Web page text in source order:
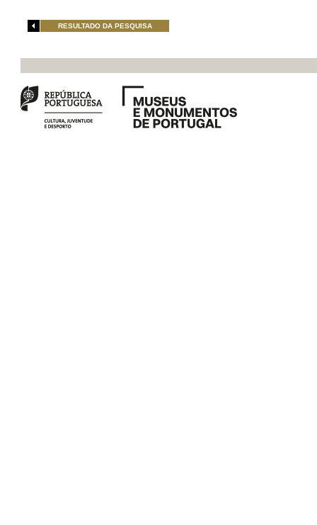
RESULTADO DA PESQUISA